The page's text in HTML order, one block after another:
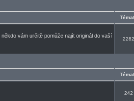
vám určitě pomůže najít originál do vaší
2282
242